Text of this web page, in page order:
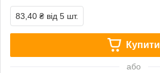
83,40 ₴ від 5 шт.
Купити
або